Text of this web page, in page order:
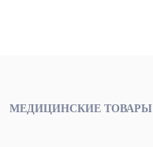
МЕДИЦИНСКИЕ ТОВАРЫ